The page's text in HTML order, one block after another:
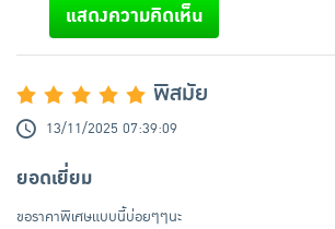
แสดงความคิดเห็น
พิสมัย
13/11/2025 07:39:09
ยอดเยี่ยม
ขอราคาพิเศษแบบนี้บ่อยๆๆนะ